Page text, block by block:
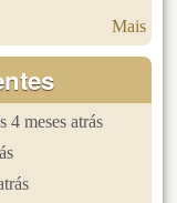
Mais
4 meses atrás